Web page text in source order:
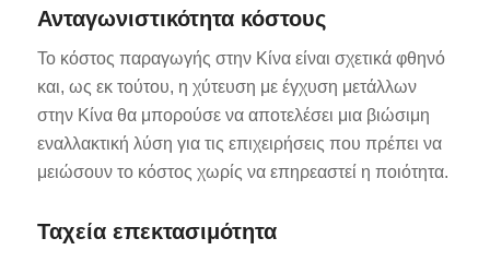
Ανταγωνιστικότητα κόστους
Το κόστος παραγωγής στην Κίνα είναι σχετικά φθηνό
και, ως εκ τούτου, η χύτευση με έγχυση μετάλλων
στην Κίνα θα μπορούσε να αποτελέσει μια βιώσιμη
εναλλακτική λύση για τις επιχειρήσεις που πρέπει να
μειώσουν το κόστος χωρίς να επηρεαστεί η ποιότητα.
Ταχεία επεκτασιμότητα